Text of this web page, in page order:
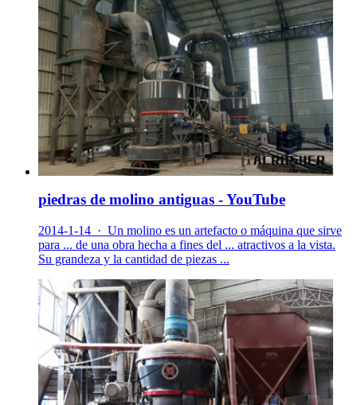
piedras de molino antiguas - YouTube
2014-1-14 · Un molino es un artefacto o máquina que sirve
para ... de una obra hecha a fines del ... atractivos a la vista.
Su grandeza y la cantidad de piezas ...